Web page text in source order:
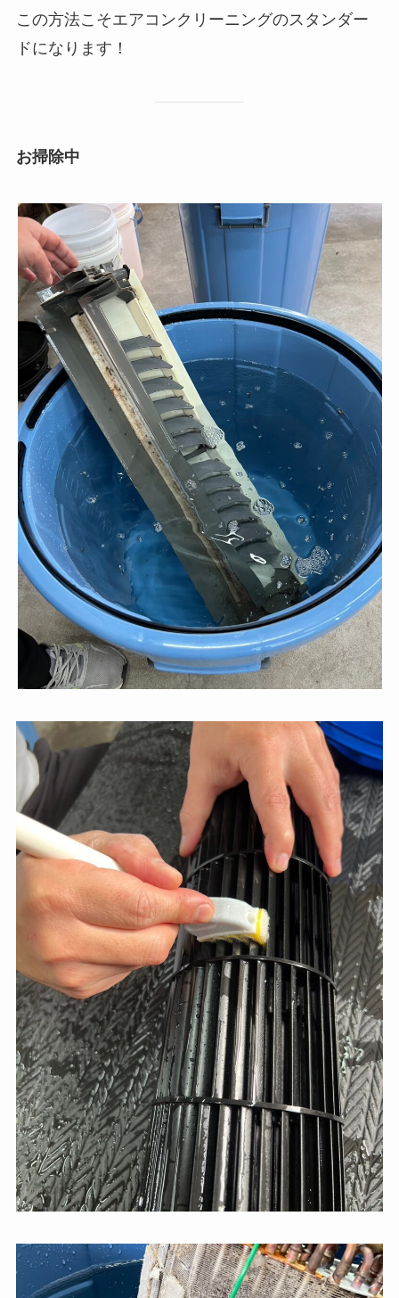
この方法こそエアコンクリーニングのスタンダー
ドになります！
お掃除中